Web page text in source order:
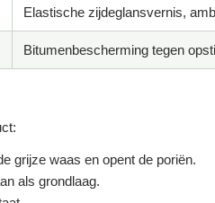
Elastische zijdeglansvernis,
Bitumenbescherming tegen
grijze waas en opent de poriën.
als grondlaag.